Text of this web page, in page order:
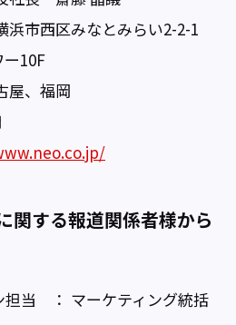
市西区みなとみらい2-2-1
10F
屋、福岡
関する報道関係者様から
担当 ： マーケティング統括